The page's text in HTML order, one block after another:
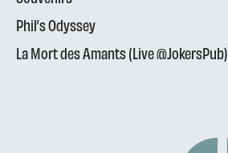
Phil’s Odyssey
La Mort des Amants (Live @JokersPub)